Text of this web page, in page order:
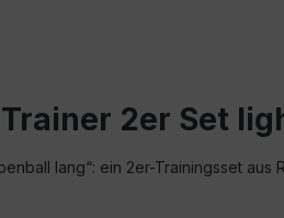
2er Set
lang“: ein 2er-Trainingsset